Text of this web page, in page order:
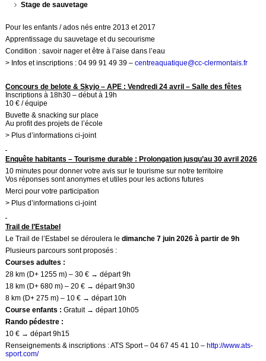
Stage de sauvetage
Pour les enfants / ados nés entre 2013 et 2017
Apprentissage du sauvetage et du secourisme
Condition : savoir nager et être à l’aise dans l’eau
> Infos et inscriptions : 04 99 91 49 39 – centreaquatique@cc-clermontais.fr
Concours de belote & Skyjo – APE : Vendredi 24 avril – Salle des fêtes
Inscriptions à 18h30 – début à 19h
10 € / équipe
Buvette & snacking sur place
Au profit des projets de l’école
> Plus d’informations ci-joint
Enquête habitants – Tourisme durable : Prolongation jusqu’au 30 avril 2026
10 minutes pour donner votre avis sur le tourisme sur notre territoire
Vos réponses sont anonymes et utiles pour les actions futures
Merci pour votre participation
> Plus d’informations ci-joint
Trail de l’Estabel
Le Trail de l’Estabel se déroulera le dimanche 7 juin 2026 à partir de 9h
Plusieurs parcours sont proposés :
Courses adultes :
28 km (D+ 1255 m) – 30 € → départ 9h
18 km (D+ 680 m) – 20 € → départ 9h30
8 km (D+ 275 m) – 10 € → départ 10h
Course enfants : Gratuit → départ 10h05
Rando pédestre :
10 € → départ 9h15
Renseignements & inscriptions : ATS Sport – 04 67 45 41 10 – http://www.ats-
sport.com/